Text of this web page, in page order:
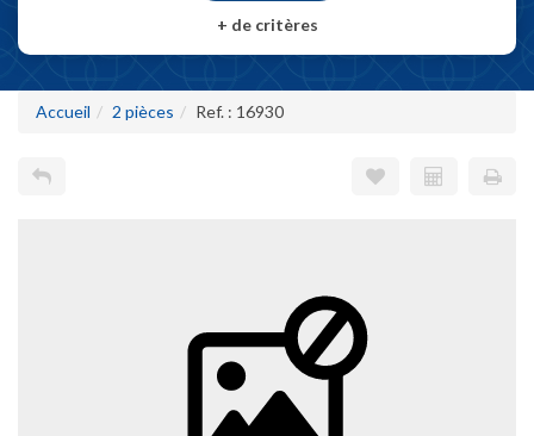
+ de critères
Accueil 2 pièces Ref. : 16930